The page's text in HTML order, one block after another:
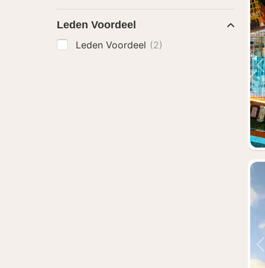
Leden Voordeel
Leden Voordeel (2)